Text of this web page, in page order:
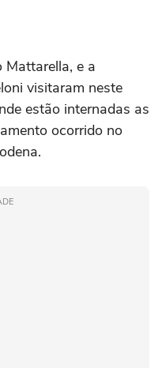
Mattarella, e a
visitaram neste
estão internadas as
ocorrido no